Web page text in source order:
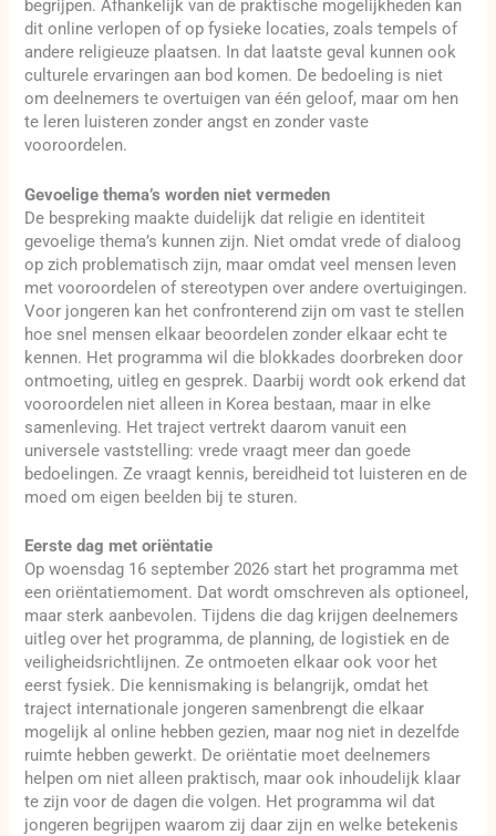
begrijpen. Afhankelijk van de praktische mogelijkheden kan
dit online verlopen of op fysieke locaties, zoals tempels of
andere religieuze plaatsen. In dat laatste geval kunnen ook
culturele ervaringen aan bod komen. De bedoeling is niet
om deelnemers te overtuigen van één geloof, maar om hen
te leren luisteren zonder angst en zonder vaste
vooroordelen.
Gevoelige thema’s worden niet vermeden
De bespreking maakte duidelijk dat religie en identiteit
gevoelige thema’s kunnen zijn. Niet omdat vrede of dialoog
op zich problematisch zijn, maar omdat veel mensen leven
met vooroordelen of stereotypen over andere overtuigingen.
Voor jongeren kan het confronterend zijn om vast te stellen
hoe snel mensen elkaar beoordelen zonder elkaar echt te
kennen. Het programma wil die blokkades doorbreken door
ontmoeting, uitleg en gesprek. Daarbij wordt ook erkend dat
vooroordelen niet alleen in Korea bestaan, maar in elke
samenleving. Het traject vertrekt daarom vanuit een
universele vaststelling: vrede vraagt meer dan goede
bedoelingen. Ze vraagt kennis, bereidheid tot luisteren en de
moed om eigen beelden bij te sturen.
Eerste dag met oriëntatie
Op woensdag 16 september 2026 start het programma met
een oriëntatiemoment. Dat wordt omschreven als optioneel,
maar sterk aanbevolen. Tijdens die dag krijgen deelnemers
uitleg over het programma, de planning, de logistiek en de
veiligheidsrichtlijnen. Ze ontmoeten elkaar ook voor het
eerst fysiek. Die kennismaking is belangrijk, omdat het
traject internationale jongeren samenbrengt die elkaar
mogelijk al online hebben gezien, maar nog niet in dezelfde
ruimte hebben gewerkt. De oriëntatie moet deelnemers
helpen om niet alleen praktisch, maar ook inhoudelijk klaar
te zijn voor de dagen die volgen. Het programma wil dat
jongeren begrijpen waarom zij daar zijn en welke betekenis